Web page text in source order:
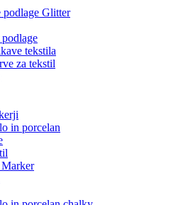
podlage Glitter
podlage
tekstila
za tekstil
in porcelan